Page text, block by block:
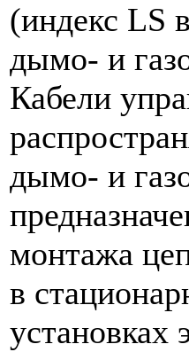
(индекс LS
дымо- и
Кабели
дымо- и
монтажа
в
установках